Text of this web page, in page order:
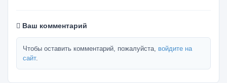
Ваш комментарий
Чтобы оставить комментарий, пожалуйста, войдите на
сайт.